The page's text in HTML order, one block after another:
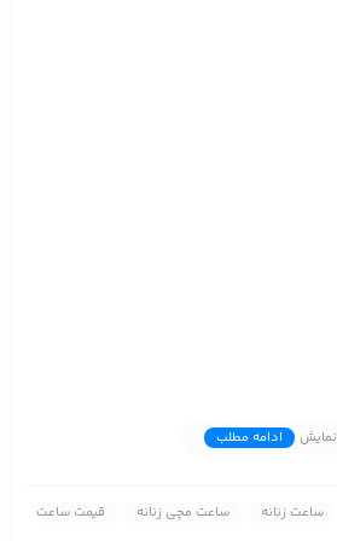
نمایش ادامه مطلب
ساعت زنانه ساعت مچی زنانه
قیمت ساعت